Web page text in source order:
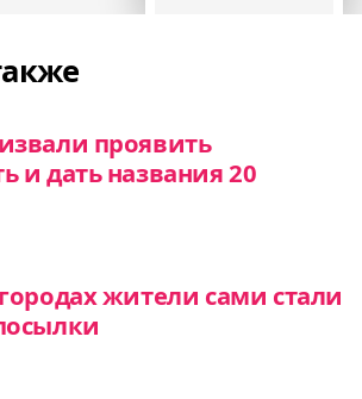
проявить
и дать названия 20
жители сами стали